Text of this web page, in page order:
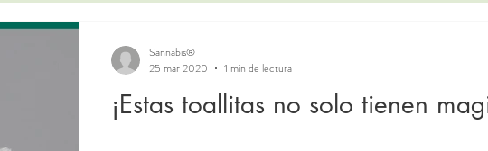
¡Estas toallitas no solo tienen
Sannabis®
25 mar 2020
1 min de lectura